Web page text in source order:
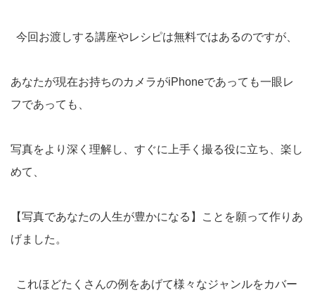
今回お渡しする講座やレシピは無料ではあるのですが、
あなたが現在お持ちのカメラがiPhoneであっても一眼レ
フであっても、
写真をより深く理解し、すぐに上手く撮る役に立ち、楽し
めて、
【写真であなたの人生が豊かになる】ことを願って作りあ
げました。
これほどたくさんの例をあげて様々なジャンルをカバー